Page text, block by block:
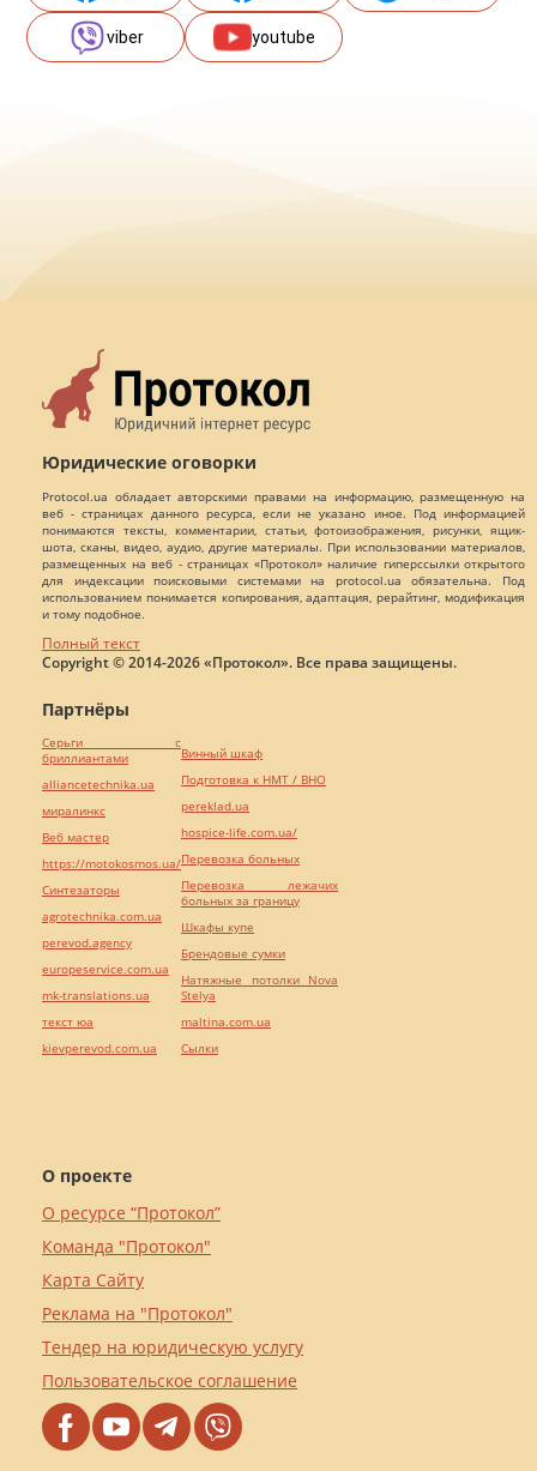
viber youtube
Юридические оговорки
Protocol.ua обладает авторскими правами на информацию, размещенную на
веб - страницах данного ресурса, если не указано иное. Под информацией
понимаются тексты, комментарии, статьи, фотоизображения, рисунки, ящик-
шота, сканы, видео, аудио, другие материалы. При использовании материалов,
размещенных на веб - страницах «Протокол» наличие гиперссылки открытого
для индексации поисковыми системами на protocol.ua обязательна. Под
использованием понимается копирования, адаптация, рерайтинг, модификация
и тому подобное.
Полный текст
Copyright © 2014-2026 «Протокол». Все права защищены.
О проекте
О ресурсе “Протокол”
Команда "Протокол"
Карта Сайту
Реклама на "Протокол"
Тендер на юридическую услугу
Пользовательское соглашение
Партнёры
Серьги с
бриллиантами
alliancetechnika.ua
миралинкс
Веб мастер
https://motokosmos.ua/
Синтезаторы
agrotechnika.com.ua
perevod.agency
europeservice.com.ua
mk-translations.ua
текст юа
kievperevod.com.ua
Винный шкаф
Подготовка к НМТ / ВНО
pereklad.ua
hospice-life.com.ua/
Перевозка больных
Перевозка лежачих
больных за границу
Шкафы купе
Брендовые сумки
Натяжные потолки Nova
Stelya
maltina.com.ua
Cылки